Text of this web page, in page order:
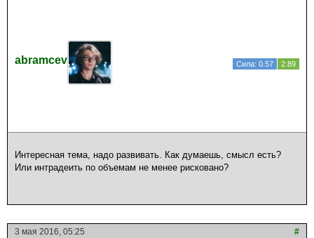
abramcev Сила: 0.57 2.89
Интересная тема, надо развивать. Как думаешь, смысл есть?
Или интрадеить по объемам не менее рисковано?
3 мая 2016, 05:25 #